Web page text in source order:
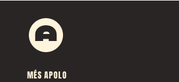
MÉS APOLO